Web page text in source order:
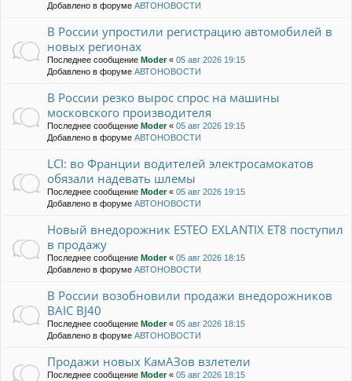
Добавлено в форуме АВТОНОВОСТИ
В России упростили регистрацию автомобилей в
новых регионах
Последнее сообщение Moder« 05 авг 2026 19:15
Добавлено в форуме АВТОНОВОСТИ
В России резко вырос спрос на машины
московского производителя
Последнее сообщение Moder« 05 авг 2026 19:15
Добавлено в форуме АВТОНОВОСТИ
LCI: во Франции водителей электросамокатов
обязали надевать шлемы
Последнее сообщение Moder« 05 авг 2026 19:15
Добавлено в форуме АВТОНОВОСТИ
Новый внедорожник ESTEO EXLANTIX ET8 поступил
в продажу
Последнее сообщение Moder« 05 авг 2026 18:15
Добавлено в форуме АВТОНОВОСТИ
В России возобновили продажи внедорожников
BAIC BJ40
Последнее сообщение Moder« 05 авг 2026 18:15
Добавлено в форуме АВТОНОВОСТИ
Продажи новых КамАЗов взлетели
Последнее сообщение Moder« 05 авг 2026 18:15